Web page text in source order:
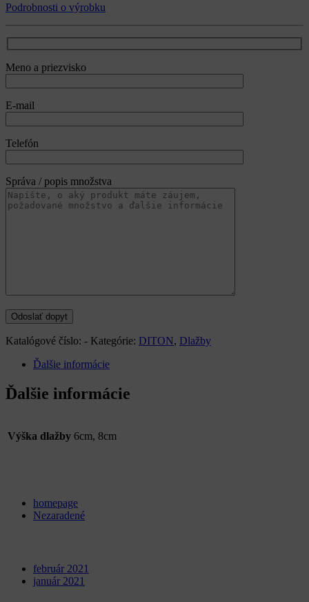
Podrobnosti o výrobku
Meno a priezvisko
E-mail
Telefón
Správa / popis množstva
Katalógové číslo: - Kategórie: DITON, Dlažby
Ďalšie informácie
Ďalšie informácie
Výška dlažby 6cm, 8cm
homepage
Nezaradené
február 2021
január 2021